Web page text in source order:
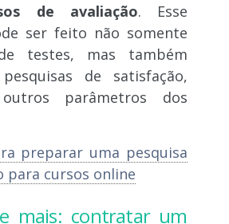
de avaliação. Esse
ser feito não somente
testes, mas também
de satisfação,
parâmetros dos
preparar uma pesquisa
para cursos online
mais: contratar um